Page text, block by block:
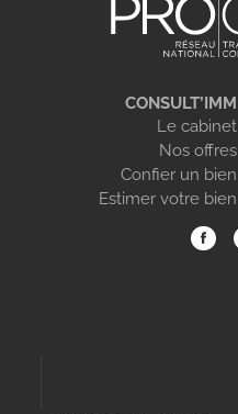
CONSULT’IMM
Le cabinet
Nos offres
Confier un bien
Estimer votre bien